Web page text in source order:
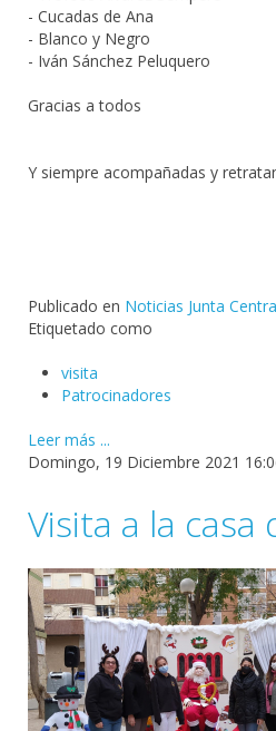
- Cucadas de Ana
- Blanco y Negro
- Iván Sánchez Peluquero
Gracias a todos
Y siempre acompañadas y
Publicado en Noticias Junta
Etiquetado como
visita
Patrocinadores
Leer más ...
Domingo, 19 Diciembre 2021
Visita a la casa